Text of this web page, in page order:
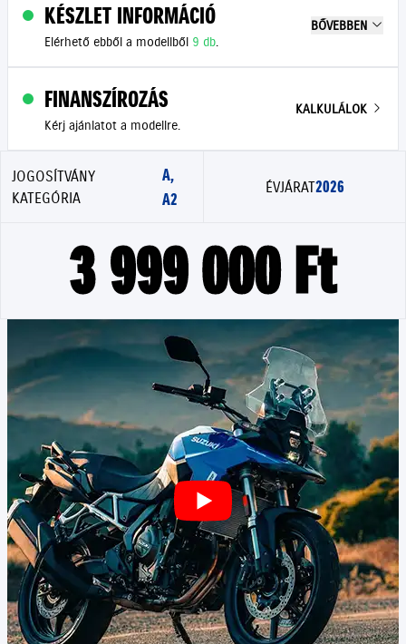
KÉSZLET INFORMÁCIÓ
Elérhető ebből a modellből 9 db.
BŐVEBBEN
FINANSZÍROZÁS
Kérj ajánlatot a modellre.
KALKULÁLOK
JOGOSÍTVÁNY
KATEGÓRIA
A,
A2
ÉVJÁRAT2026
3 999 000 Ft